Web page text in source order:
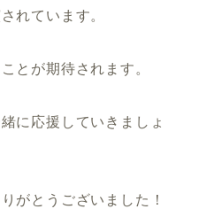
れています。
とが期待されます。
に応援していきましょ
がとうございました！